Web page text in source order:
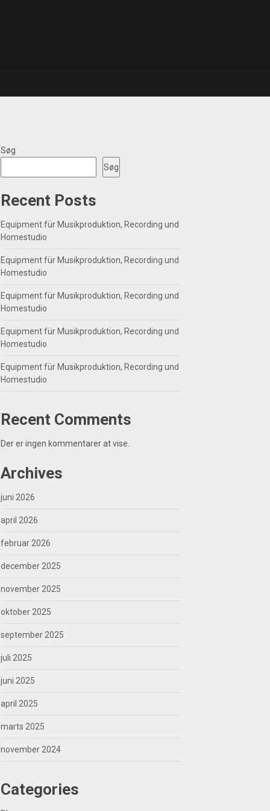
Søg
Søg
Recent Posts
Equipment für Musikproduktion, Recording und
Homestudio
Equipment für Musikproduktion, Recording und
Homestudio
Equipment für Musikproduktion, Recording und
Homestudio
Equipment für Musikproduktion, Recording und
Homestudio
Equipment für Musikproduktion, Recording und
Homestudio
Recent Comments
Der er ingen kommentarer at vise.
Archives
juni 2026
april 2026
februar 2026
december 2025
november 2025
oktober 2025
september 2025
juli 2025
juni 2025
april 2025
marts 2025
november 2024
Categories